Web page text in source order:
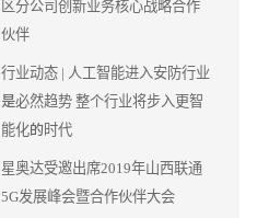
区分公司创新业务核心战略合作
伙伴
行业动态 | 人工智能进入安防行业
是必然趋势 整个行业将步入更智
能化的时代
星奥达受邀出席2019年山西联通
5G发展峰会暨合作伙伴大会